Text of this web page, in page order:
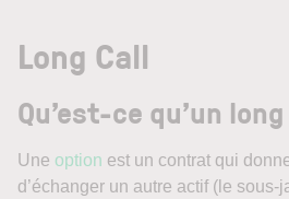
Long Call
Qu’est-ce qu’un
Une option est un contrat qui
d’échanger un autre actif (le sous-